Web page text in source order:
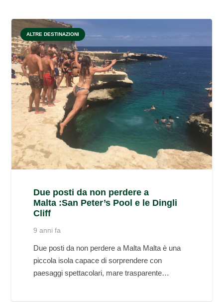
ALTRE DESTINAZIONI
Due posti da non perdere a
Malta :San Peter’s Pool e le Dingli
Cliff
9 anni fa
Due posti da non perdere a Malta Malta è una
piccola isola capace di sorprendere con
paesaggi spettacolari, mare trasparente…